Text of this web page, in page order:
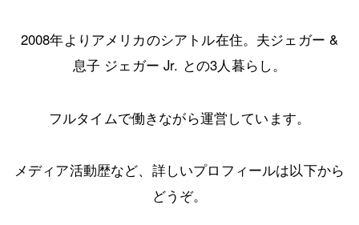
2008年よりアメリカのシアトル在住。夫ジェガー &
息子 ジェガー Jr. との3人暮らし。
フルタイムで働きながら運営しています。
メディア活動歴など、詳しいプロフィールは以下から
どうぞ。